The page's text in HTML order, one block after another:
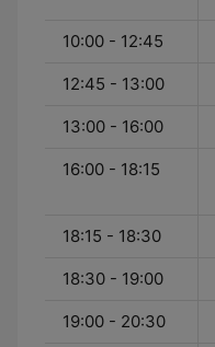
10:00 - 12:45
12:45 - 13:00
13:00 - 16:00
16:00 - 18:15
18:15 - 18:30
18:30 - 19:00
19:00 - 20:30